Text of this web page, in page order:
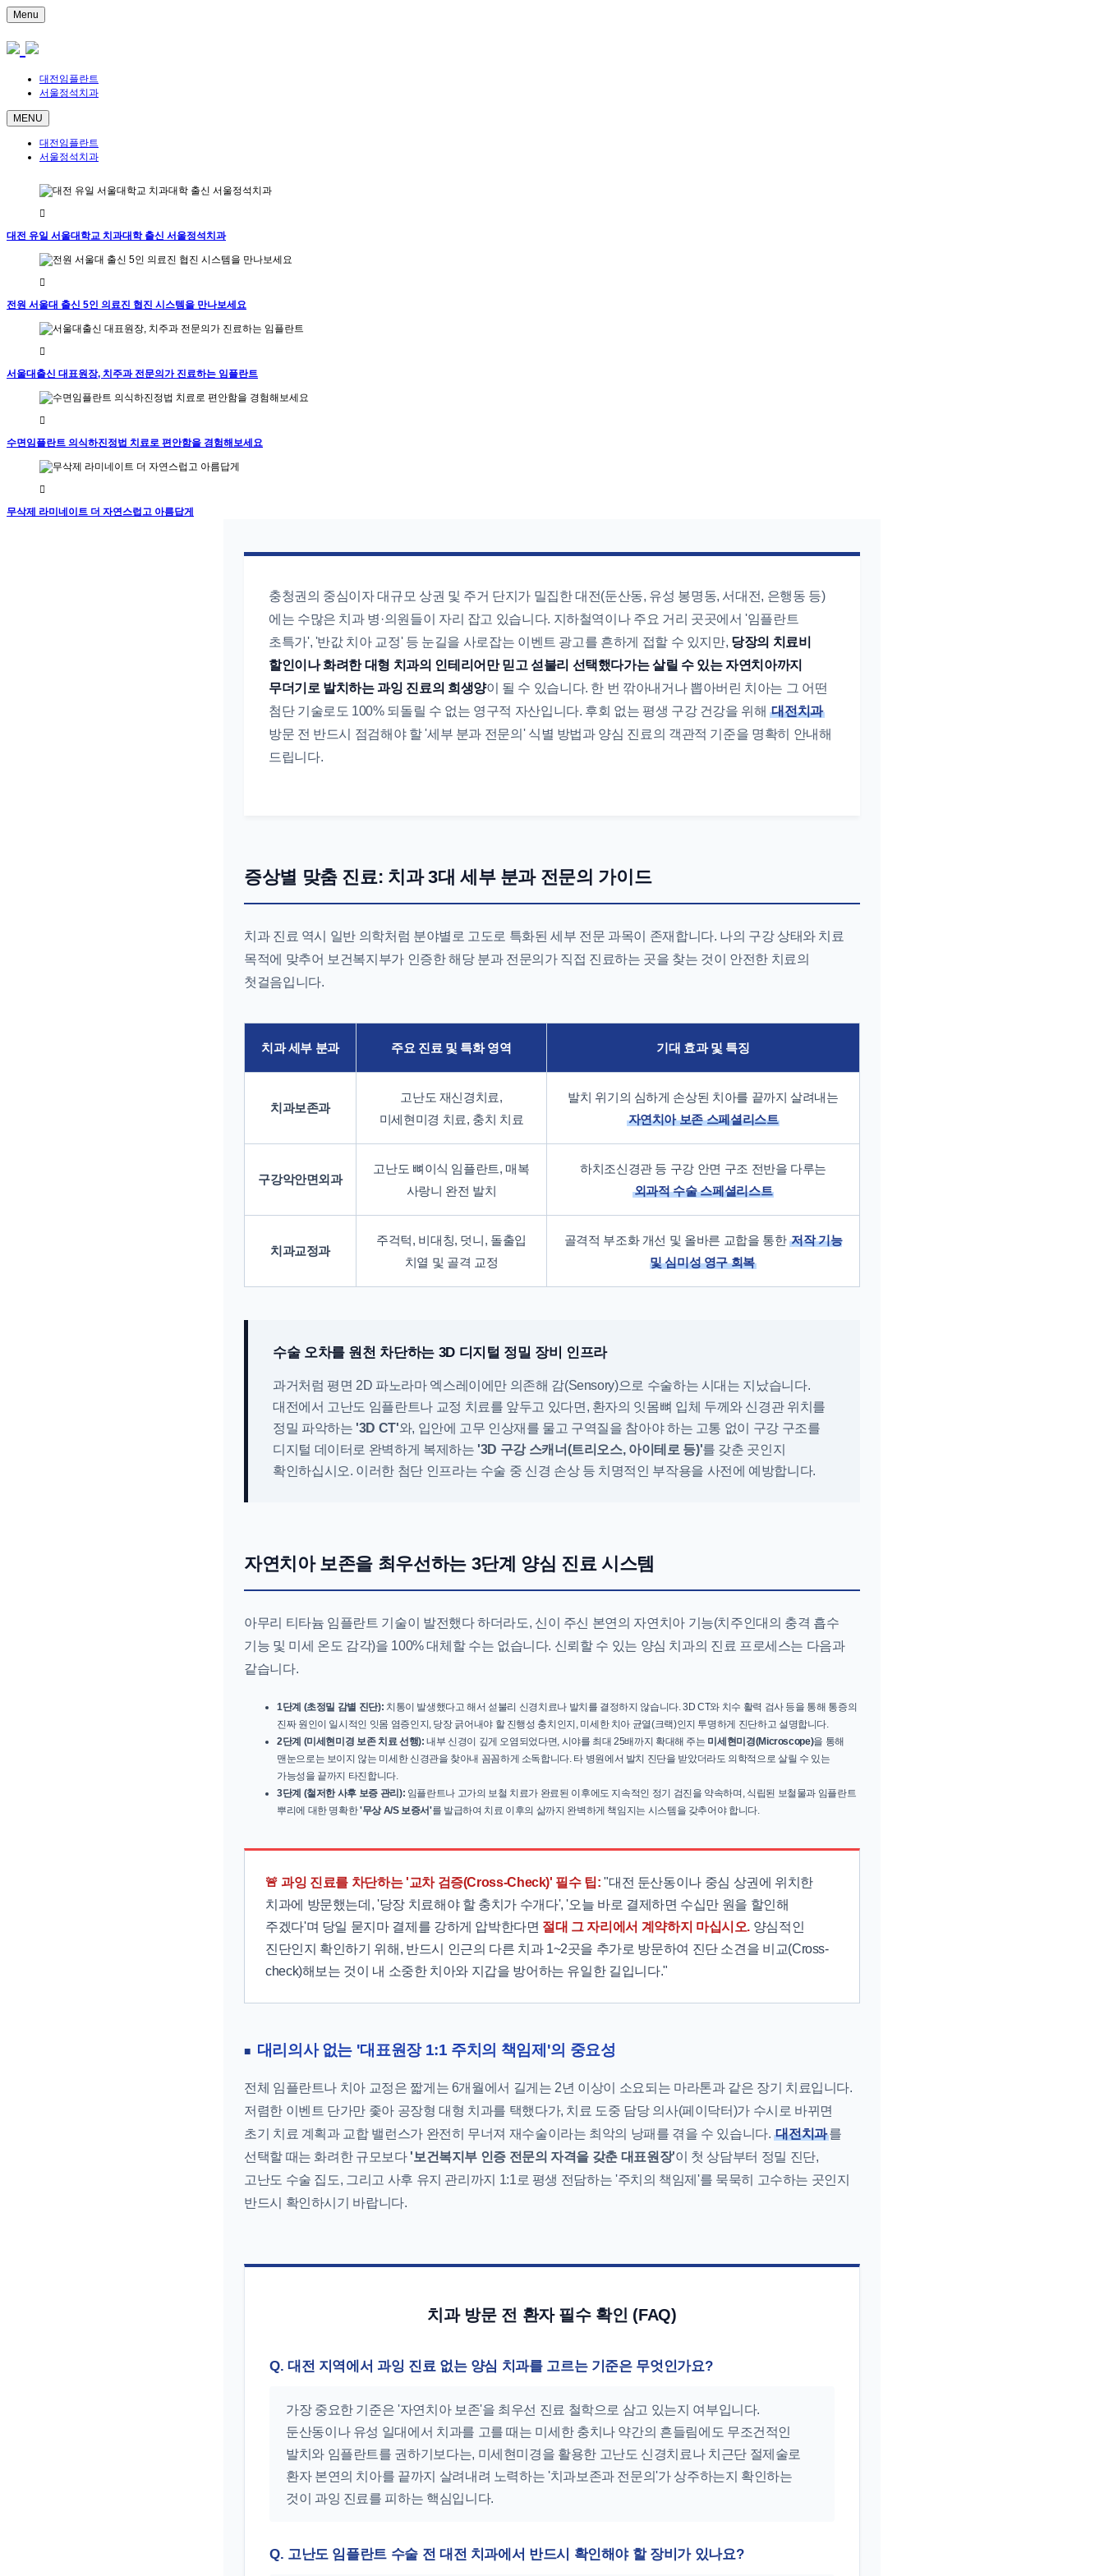
Menu
대전임플란트
서울정석치과
MENU
대전임플란트
서울정석치과
대전 유일 서울대학교 치과대학 출신 서울정석치과
전원 서울대 출신 5인 의료진 협진 시스템을 만나보세요
서울대출신 대표원장, 치주과 전문의가 진료하는 임플란트
수면임플란트 의식하진정법 치료로 편안함을 경험해보세요
무삭제 라미네이트 더 자연스럽고 아름답게
충청권의 중심이자 대규모 상권 및 주거 단지가 밀집한 대전(둔산동, 유성 봉명동, 서대전, 은행동 등)
에는 수많은 치과 병·의원들이 자리 잡고 있습니다. 지하철역이나 주요 거리 곳곳에서 '임플란트
초특가', '반값 치아 교정' 등 눈길을 사로잡는 이벤트 광고를 흔하게 접할 수 있지만, 당장의 치료비
할인이나 화려한 대형 치과의 인테리어만 믿고 섣불리 선택했다가는 살릴 수 있는 자연치아까지
무더기로 발치하는 과잉 진료의 희생양이 될 수 있습니다. 한 번 깎아내거나 뽑아버린 치아는 그 어떤
첨단 기술로도 100% 되돌릴 수 없는 영구적 자산입니다. 후회 없는 평생 구강 건강을 위해대전치과
방문 전 반드시 점검해야 할 '세부 분과 전문의' 식별 방법과 양심 진료의 객관적 기준을 명확히 안내해
드립니다.
증상별 맞춤 진료: 치과 3대 세부 분과 전문의 가이드
치과 진료 역시 일반 의학처럼 분야별로 고도로 특화된 세부 전문 과목이 존재합니다. 나의 구강 상태와 치료
목적에 맞추어 보건복지부가 인증한 해당 분과 전문의가 직접 진료하는 곳을 찾는 것이 안전한 치료의
첫걸음입니다.
치과 세부 분과 주요 진료 및 특화 영역 기대 효과 및 특징
치과보존과
고난도 재신경치료,
미세현미경 치료, 충치 치료
발치 위기의 심하게 손상된 치아를 끝까지 살려내는
자연치아 보존 스페셜리스트
구강악안면외과
고난도 뼈이식 임플란트, 매복
사랑니 완전 발치
하치조신경관 등 구강 안면 구조 전반을 다루는
외과적 수술 스페셜리스트
치과교정과
주걱턱, 비대칭, 덧니, 돌출입
치열 및 골격 교정
골격적 부조화 개선 및 올바른 교합을 통한저작 기능
및 심미성 영구 회복
수술 오차를 원천 차단하는 3D 디지털 정밀 장비 인프라
과거처럼 평면 2D 파노라마 엑스레이에만 의존해 감(Sensory)으로 수술하는 시대는 지났습니다.
대전에서 고난도 임플란트나 교정 치료를 앞두고 있다면, 환자의 잇몸뼈 입체 두께와 신경관 위치를
정밀 파악하는 '3D CT'와, 입안에 고무 인상재를 물고 구역질을 참아야 하는 고통 없이 구강 구조를
디지털 데이터로 완벽하게 복제하는 '3D 구강 스캐너(트리오스, 아이테로 등)'를 갖춘 곳인지
확인하십시오. 이러한 첨단 인프라는 수술 중 신경 손상 등 치명적인 부작용을 사전에 예방합니다.
자연치아 보존을 최우선하는 3단계 양심 진료 시스템
아무리 티타늄 임플란트 기술이 발전했다 하더라도, 신이 주신 본연의 자연치아 기능(치주인대의 충격 흡수
기능 및 미세 온도 감각)을 100% 대체할 수는 없습니다. 신뢰할 수 있는 양심 치과의 진료 프로세스는 다음과
같습니다.
1단계 (초정밀 감별 진단): 치통이 발생했다고 해서 섣불리 신경치료나 발치를 결정하지 않습니다. 3D CT와 치수 활력 검사 등을 통해 통증의
진짜 원인이 일시적인 잇몸 염증인지, 당장 긁어내야 할 진행성 충치인지, 미세한 치아 균열(크랙)인지 투명하게 진단하고 설명합니다.
2단계 (미세현미경 보존 치료 선행): 내부 신경이 깊게 오염되었다면, 시야를 최대 25배까지 확대해 주는 미세현미경(Microscope)을 통해
맨눈으로는 보이지 않는 미세한 신경관을 찾아내 꼼꼼하게 소독합니다. 타 병원에서 발치 진단을 받았더라도 의학적으로 살릴 수 있는
가능성을 끝까지 타진합니다.
3단계 (철저한 사후 보증 관리): 임플란트나 고가의 보철 치료가 완료된 이후에도 지속적인 정기 검진을 약속하며, 식립된 보철물과 임플란트
뿌리에 대한 명확한'무상 A/S 보증서'를 발급하여 치료 이후의 삶까지 완벽하게 책임지는 시스템을 갖추어야 합니다.
🚨 과잉 진료를 차단하는 '교차 검증(Cross-Check)' 필수 팁: "대전 둔산동이나 중심 상권에 위치한
치과에 방문했는데, '당장 치료해야 할 충치가 수개다', '오늘 바로 결제하면 수십만 원을 할인해
주겠다'며 당일 묻지마 결제를 강하게 압박한다면 절대 그 자리에서 계약하지 마십시오. 양심적인
진단인지 확인하기 위해, 반드시 인근의 다른 치과 1~2곳을 추가로 방문하여 진단 소견을 비교(Cross-
check)해보는 것이 내 소중한 치아와 지갑을 방어하는 유일한 길입니다."
대리의사 없는 '대표원장 1:1 주치의 책임제'의 중요성
전체 임플란트나 치아 교정은 짧게는 6개월에서 길게는 2년 이상이 소요되는 마라톤과 같은 장기 치료입니다.
저렴한 이벤트 단가만 좇아 공장형 대형 치과를 택했다가, 치료 도중 담당 의사(페이닥터)가 수시로 바뀌면
초기 치료 계획과 교합 밸런스가 완전히 무너져 재수술이라는 최악의 낭패를 겪을 수 있습니다.대전치과를
선택할 때는 화려한 규모보다 '보건복지부 인증 전문의 자격을 갖춘 대표원장'이 첫 상담부터 정밀 진단,
고난도 수술 집도, 그리고 사후 유지 관리까지 1:1로 평생 전담하는 '주치의 책임제'를 묵묵히 고수하는 곳인지
반드시 확인하시기 바랍니다.
치과 방문 전 환자 필수 확인 (FAQ)
Q. 대전 지역에서 과잉 진료 없는 양심 치과를 고르는 기준은 무엇인가요?
가장 중요한 기준은 '자연치아 보존'을 최우선 진료 철학으로 삼고 있는지 여부입니다.
둔산동이나 유성 일대에서 치과를 고를 때는 미세한 충치나 약간의 흔들림에도 무조건적인
발치와 임플란트를 권하기보다는, 미세현미경을 활용한 고난도 신경치료나 치근단 절제술로
환자 본연의 치아를 끝까지 살려내려 노력하는 '치과보존과 전문의'가 상주하는지 확인하는
것이 과잉 진료를 피하는 핵심입니다.
Q. 고난도 임플란트 수술 전 대전 치과에서 반드시 확인해야 할 장비가 있나요?